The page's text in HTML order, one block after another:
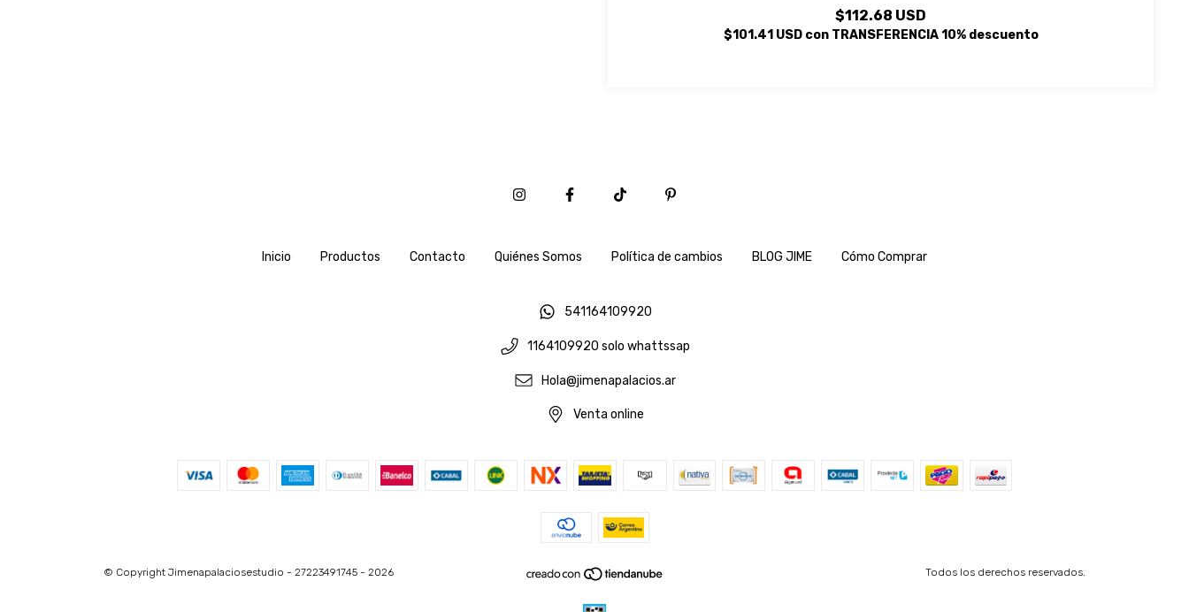
$112.68 USD
$101.41 USD con TRANSFERENCIA 10% descuento
Inicio Productos Contacto Quiénes Somos Política de cambios BLOG JIME Cómo Comprar
541164109920
1164109920 solo whattssap
Hola@jimenapalacios.ar
Venta online
© Copyright Jimenapalaciosestudio - 27223491745 - 2026 Todos los derechos reservados.